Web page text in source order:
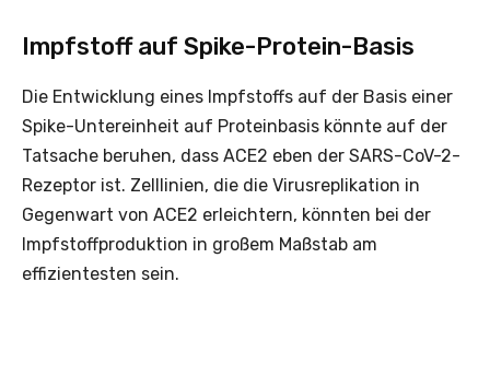
Impfstoff auf Spike-Protein-Basis
Die Entwicklung eines Impfstoffs auf der Basis einer
Spike-Untereinheit auf Proteinbasis könnte auf der
Tatsache beruhen, dass ACE2 eben der SARS-CoV-2-
Rezeptor ist. Zelllinien, die die Virusreplikation in
Gegenwart von ACE2 erleichtern, könnten bei der
Impfstoffproduktion in großem Maßstab am
effizientesten sein.